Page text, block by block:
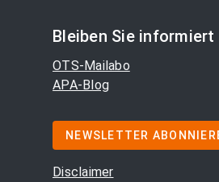
Bleiben Sie informiert
OTS-Mailabo
APA-Blog
NEWSLETTER
Disclaimer